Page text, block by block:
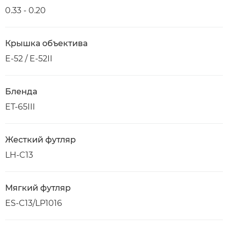
0.33 - 0.20
Крышка объектива
E-52 / E-52II
Бленда
ET-65III
Жесткий футляр
LH-C13
Мягкий футляр
ES-C13/LP1016